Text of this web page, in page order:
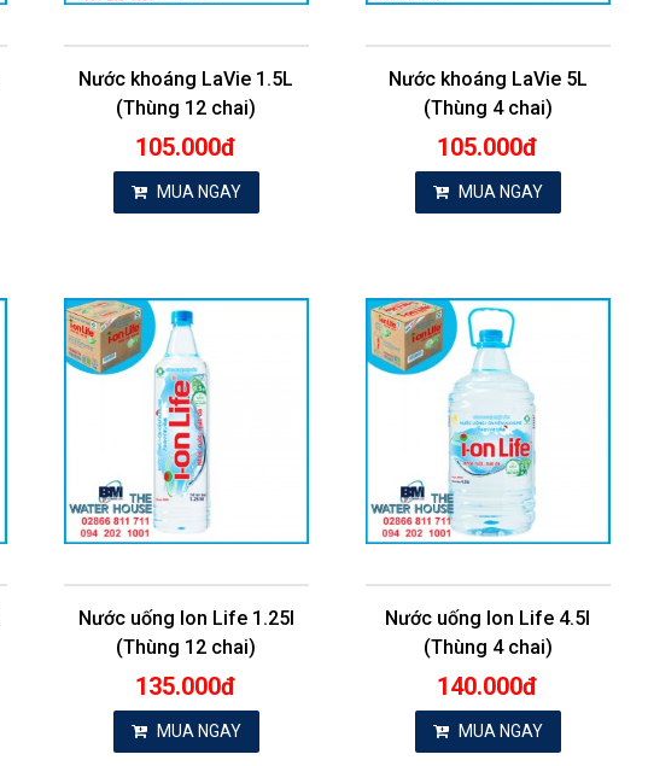
Nước khoáng LaVie 1.5L
(Thùng 12 chai)
105.000đ
MUA NGAY
Nước khoáng LaVie 5L
(Thùng 4 chai)
105.000đ
MUA NGAY
Nước uống Ion Life 1.25l
(Thùng 12 chai)
135.000đ
MUA NGAY
Nước uống Ion Life 4.5l
(Thùng 4 chai)
140.000đ
MUA NGAY